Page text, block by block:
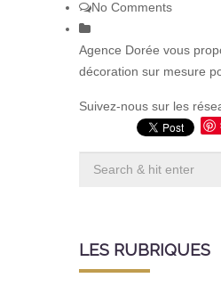
No Comments
Agence Dorée vous
décoration sur mesure
Suivez-nous sur les
LES RUBRIQUES